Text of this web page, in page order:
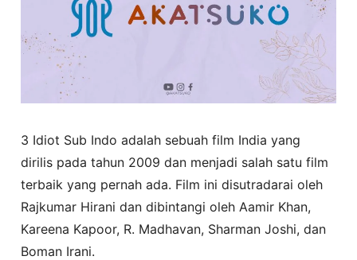
3 Idiot Sub Indo adalah sebuah film India yang
dirilis pada tahun 2009 dan menjadi salah satu film
terbaik yang pernah ada. Film ini disutradarai oleh
Rajkumar Hirani dan dibintangi oleh Aamir Khan,
Kareena Kapoor, R. Madhavan, Sharman Joshi, dan
Boman Irani.